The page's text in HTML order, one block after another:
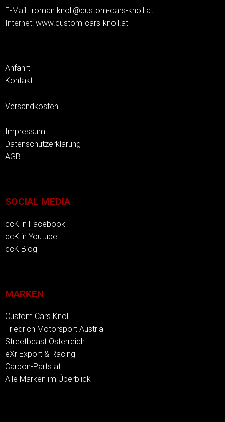
E-Mail: roman.knoll@custom-cars-knoll.at
Internet: www.custom-cars-knoll.at
Anfahrt
Kontakt
Versandkosten
Impressum
Datenschutzerklärung
AGB
SOCIAL MEDIA
ccK in Facebook
ccK in Youtube
ccK Blog
MARKEN
Custom Cars Knoll
Friedrich Motorsport Austria
Streetbeast Österreich
eXr Export & Racing
Carbon-Parts.at
Alle Marken im Überblick